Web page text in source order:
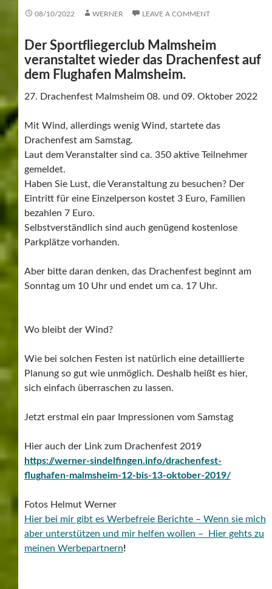
08/10/2022 WERNER LEAVE A COMMENT
Der Sportfliegerclub Malmsheim
veranstaltet wieder das Drachenfest auf
dem Flughafen Malmsheim.
27. Drachenfest Malmsheim 08. und 09. Oktober 2022
Mit Wind, allerdings wenig Wind, startete das
Drachenfest am Samstag.
Laut dem Veranstalter sind ca. 350 aktive Teilnehmer
gemeldet.
Haben Sie Lust, die Veranstaltung zu besuchen? Der
Eintritt für eine Einzelperson kostet 3 Euro, Familien
bezahlen 7 Euro.
Selbstverständlich sind auch genügend kostenlose
Parkplätze vorhanden.
Aber bitte daran denken, das Drachenfest beginnt am
Sonntag um 10 Uhr und endet um ca. 17 Uhr.
Wo bleibt der Wind?
Wie bei solchen Festen ist natürlich eine detaillierte
Planung so gut wie unmöglich. Deshalb heißt es hier,
sich einfach überraschen zu lassen.
Jetzt erstmal ein paar Impressionen vom Samstag
Hier auch der Link zum Drachenfest 2019
https://werner-sindelfingen.info/drachenfest-
flughafen-malmsheim-12-bis-13-oktober-2019/
Fotos Helmut Werner
Hier bei mir gibt es Werbefreie Berichte – Wenn sie mich
aber unterstützen und mir helfen wollen – Hier gehts zu
meinen Werbepartnern!